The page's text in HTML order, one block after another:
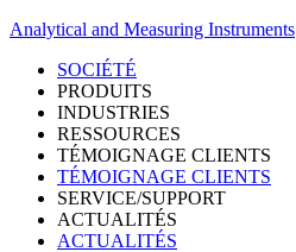
Analytical and Measuring Instruments
SOCIÉTÉ
PRODUITS
INDUSTRIES
RESSOURCES
TÉMOIGNAGE CLIENTS
TÉMOIGNAGE CLIENTS
SERVICE/SUPPORT
ACTUALITÉS
ACTUALITÉS